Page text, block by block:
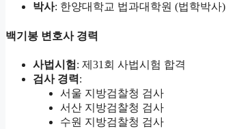
박사: 한양대학교 법과대학원 (법학박사)
백기봉 변호사 경력
사법시험 : 제31회 사법시험 합격
검사 경력 :
서울 지방검찰청 검사
서산 지방검찰청 검사
수원 지방검찰청 검사